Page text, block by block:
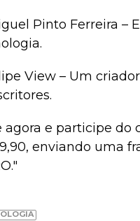
Pinto Ferreira –
View – Um
agora e participe do
enviando uma